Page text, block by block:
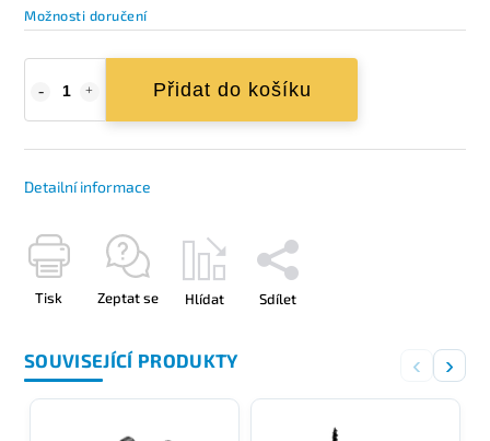
Možnosti doručení
Přidat do košíku
Detailní informace
Tisk Zeptat se Hlídat Sdílet
SOUVISEJÍCÍ PRODUKTY ‹ ›